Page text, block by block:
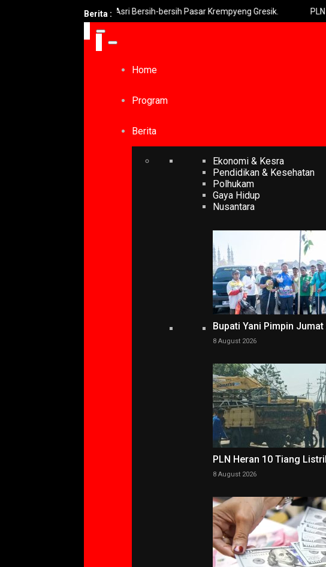
Berita :
Yani Pimpin Jumat Asri Bersih-bersih Pasar Krempyeng Gresik. PLN Heran
Home
Program
Berita
Ekonomi & Kesra
Pendidikan & Kesehatan
Polhukam
Gaya Hidup
Nusantara
Bupati Yani Pimpin
8 August 2026
PLN Heran 10 Tiang
8 August 2026